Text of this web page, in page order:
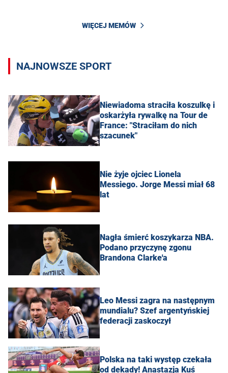
WIĘCEJ MEMÓW
NAJNOWSZE SPORT
Niewiadoma straciła koszulkę i
oskarżyła rywalkę na Tour de
France: "Straciłam do nich
szacunek"
Nie żyje ojciec Lionela
Messiego. Jorge Messi miał 68
lat
Nagła śmierć koszykarza NBA.
Podano przyczynę zgonu
Brandona Clarke'a
Leo Messi zagra na następnym
mundialu? Szef argentyńskiej
federacji zaskoczył
Polska na taki występ czekała
od dekady! Anastazja Kuś